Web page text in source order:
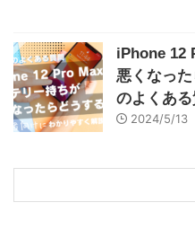
iPhone 12
悪くなっ
のよくある
2024/5/13